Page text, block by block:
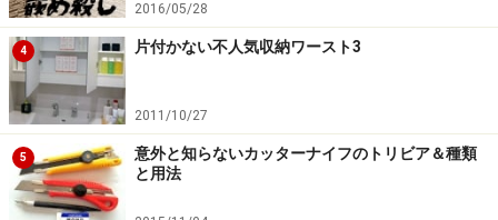
最近はわが家のように、雨戸やシャッターのない家も多
い。窓ガラスの性能が高くなっていることもあり設置し
なかったが、窓のあまりの汚れっぷり、を見ると、付け
ておけば少しはラクだったかも、と思わないこともな
い。
2016/05/28
4 片付かない不人気収納ワースト3
2011/10/27
5
意外と知らないカッターナイフのトリビア＆種類
と用法